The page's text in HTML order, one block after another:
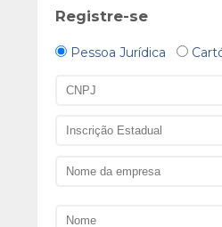
Registre-se
Pessoa Jurídica